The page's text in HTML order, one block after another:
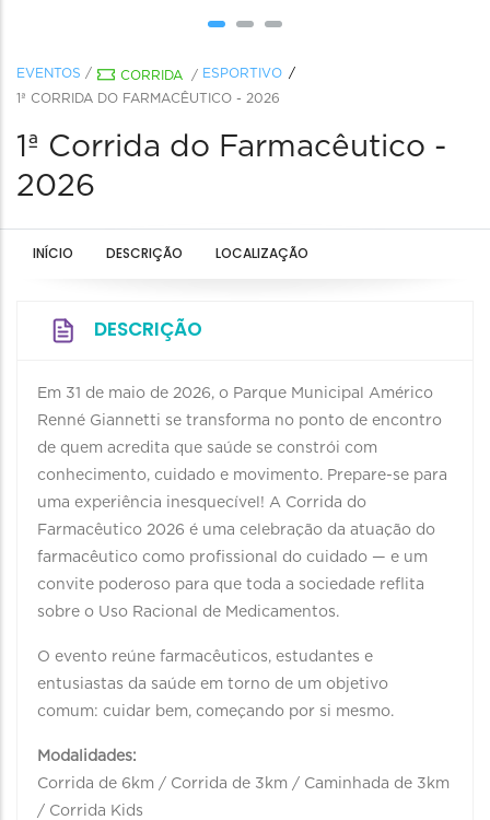
EVENTOS / CORRIDA / ESPORTIVO
1ª CORRIDA DO FARMACÊUTICO - 2026
1ª Corrida do Farmacêutico -
2026
INÍCIO DESCRIÇÃO LOCALIZAÇÃO
DESCRIÇÃO
Em 31 de maio de 2026, o Parque Municipal Américo
Renné Giannetti se transforma no ponto de encontro
de quem acredita que saúde se constrói com
conhecimento, cuidado e movimento. Prepare-se para
uma experiência inesquecível! A Corrida do
Farmacêutico 2026 é uma celebração da atuação do
farmacêutico como profissional do cuidado — e um
convite poderoso para que toda a sociedade reflita
sobre o Uso Racional de Medicamentos.
O evento reúne farmacêuticos, estudantes e
entusiastas da saúde em torno de um objetivo
comum: cuidar bem, começando por si mesmo.
Modalidades:
Corrida de 6km / Corrida de 3km / Caminhada de 3km
/ Corrida Kids